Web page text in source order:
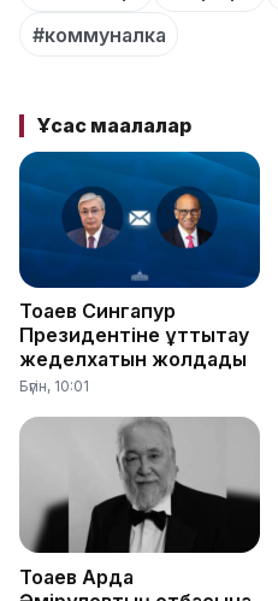
#коммуналка
Ұқсас мақалалар
Тоқаев Сингапур
Президентіне құттықтау
жеделхатын жолдады
Бүгін, 10:01
Тоқаев Ардақ